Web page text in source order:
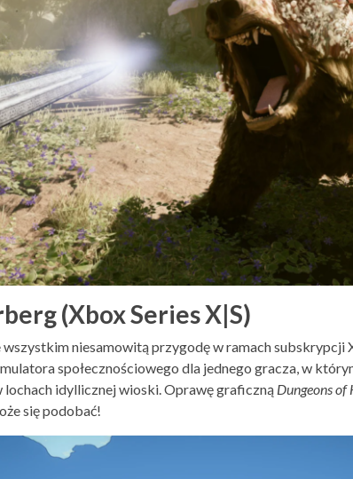
(Xbox Series X|S)
niesamowitą przygodę w ramach subskrypcji
społecznościowego dla jednego gracza, w
idyllicznej wioski. Oprawę graficzną Dungeons of
się podobać!